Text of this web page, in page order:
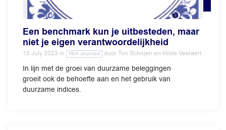
Een benchmark kun je uitbesteden, maar
niet je eigen verantwoordelijkheid
15 July 2023 in VBA Journaal doorTon Schrijen en Hilde Veelaert
In lijn met de groei van duurzame beleggingen
groeit ook de behoefte aan en het gebruik van
duurzame indices.